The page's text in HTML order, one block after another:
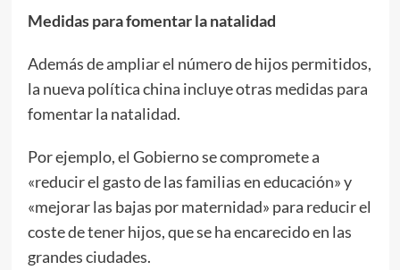
Medidas para fomentar la natalidad
Además de ampliar el número de hijos permitidos,
la nueva política china incluye otras medidas para
fomentar la natalidad.
Por ejemplo, el Gobierno se compromete a
«reducir el gasto de las familias en educación» y
«mejorar las bajas por maternidad» para reducir el
coste de tener hijos, que se ha encarecido en las
grandes ciudades.